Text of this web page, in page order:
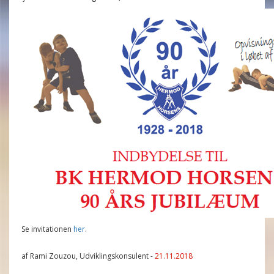
Se invitationen her.
af Rami Zouzou, Udviklingskonsulent -21.11.2018